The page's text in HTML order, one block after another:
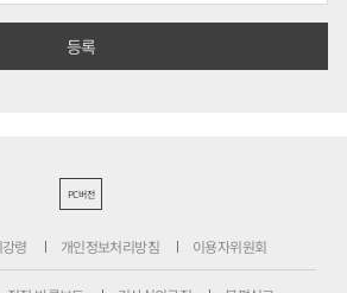
PC버전
령 개인정보처리방침 이용자위원회